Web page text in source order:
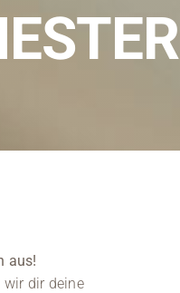
Medien
aus!
dir deine